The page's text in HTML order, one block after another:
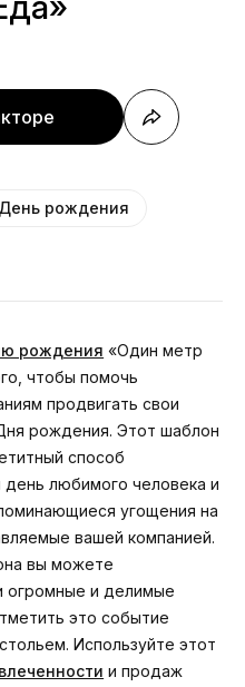
День рождения
рождения «Один метр
чтобы помочь
продвигать свои
рождения. Этот шаблон
способ
любимого человека и
угощения на
вашей компанией.
вы можете
огромные и делимые
это событие
Используйте этот
и продаж